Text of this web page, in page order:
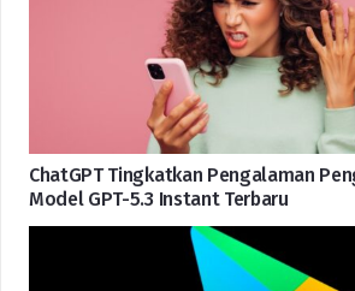
ChatGPT Tingkatkan Pengalaman
Model GPT-5.3 Instant Terbaru